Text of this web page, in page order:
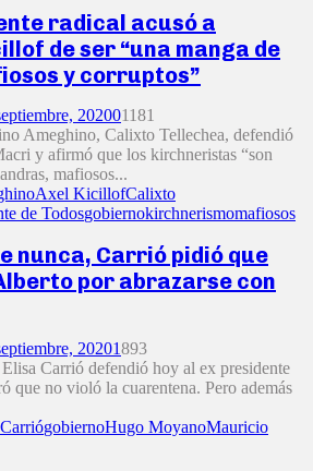
radical acusó a
de ser “una manga de
y corruptos”
202001181
Ameghino, Calixto Tellechea, defendió
y afirmó que los kirchneristas “son
mafiosos...
Axel KicillofCalixto
de Todosgobiernokirchnerismomafiosos
nunca, Carrió pidió que
por abrazarse con
20201893
Carrió defendió hoy al ex presidente
que no violó la cuarentena. Pero además
gobiernoHugo MoyanoMauricio